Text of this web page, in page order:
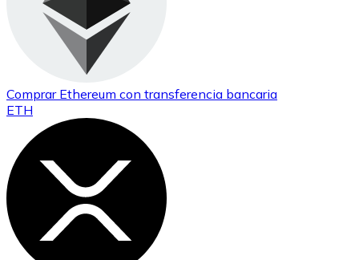
Comprar Ethereum con transferencia bancaria
ETH